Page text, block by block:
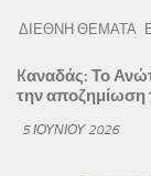
ΔΙΕΘΝΗ ΘΕΜΑΤΑ
Kαναδάς: Το
την αποζημίωση
5 ΙΟΥΝΊΟΥ 2026